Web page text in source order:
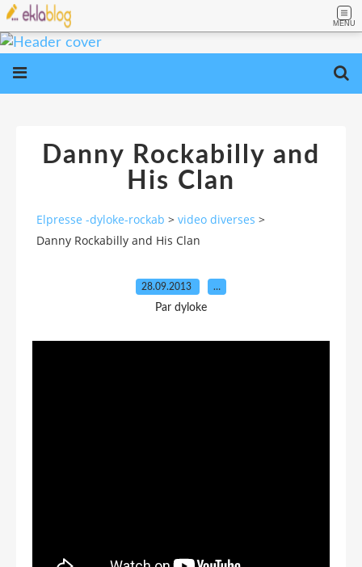
MENU
Danny Rockabilly and
His Clan
Elpresse -dyloke-rockab > video diverses >
Danny Rockabilly and His Clan
28.09.2013 …
Par dyloke